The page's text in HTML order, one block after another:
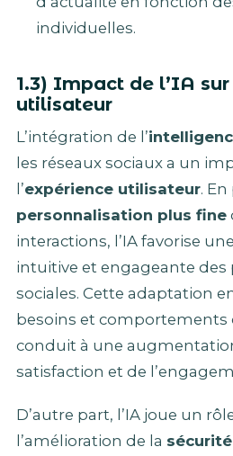
individuelles.
1.3) Impact de l’IA
utilisateur
L’intégration de l’
les réseaux sociaux a un
l’expérience utilisateur.
personnalisation plus fine
interactions, l’IA favorise
intuitive et engageante des
sociales. Cette adaptation
besoins et comportements
conduit à une
satisfaction et de
D’autre part, l’IA joue un
l’amélioration de la